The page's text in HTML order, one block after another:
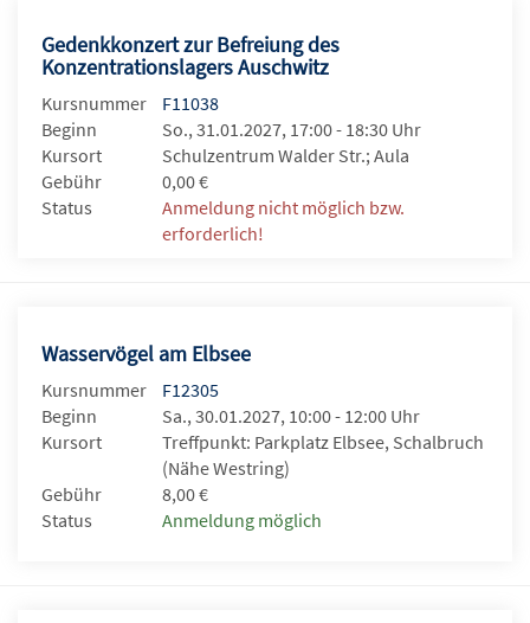
Gedenkkonzert zur Befreiung des
Konzentrationslagers Auschwitz
Kursnummer
F11038
Beginn
So., 31.01.2027, 17:00 - 18:30 Uhr
Kursort
Schulzentrum Walder Str.; Aula
Gebühr
0,00 €
Status
Anmeldung nicht möglich bzw.
erforderlich!
Wasservögel am Elbsee
Kursnummer
F12305
Beginn
Sa., 30.01.2027, 10:00 - 12:00 Uhr
Kursort
Treffpunkt: Parkplatz Elbsee, Schalbruch
(Nähe Westring)
Gebühr
8,00 €
Status
Anmeldung möglich